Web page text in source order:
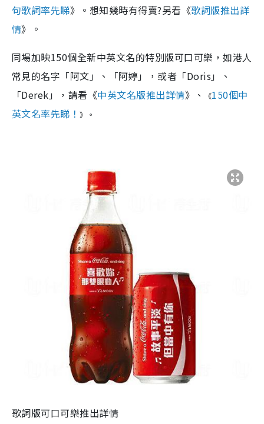
句歌詞率先睇》。想知幾時有得賣?另看《歌詞版推出詳
情》。
同場加映150個全新中英文名的特別版可口可樂，如港人
常見的名字「阿文」、「阿婷」，或者「Doris」、
「Derek」，請看《中英文名版推出詳情》、 《150個中
英文名率先睇！》 。
歌詞版可口可樂推出詳情